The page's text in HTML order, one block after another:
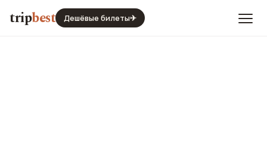
tripbest Дешёвые билеты✈